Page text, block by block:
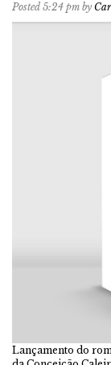
Posted 5:24 pm by
Lançamento do